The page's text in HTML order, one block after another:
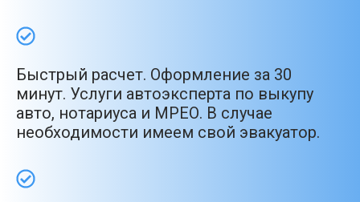
Быстрый расчет. Оформление за 30
минут. Услуги автоэксперта по выкупу
авто, нотариуса и МРЕО. В случае
необходимости имеем свой эвакуатор.